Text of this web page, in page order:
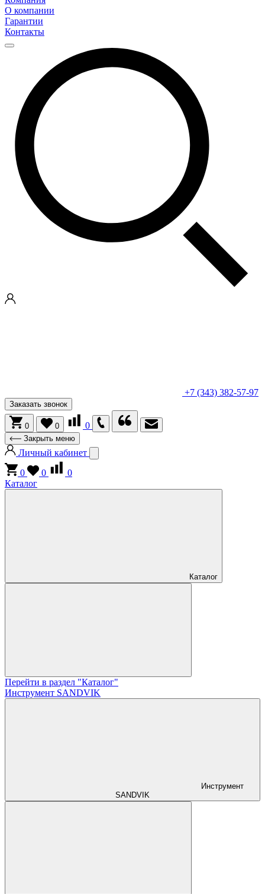
О компании
Гарантии
Контакты
+7 (343) 382-57-97
Заказать звонок
0 0 0
Закрыть меню
Личный кабинет
0
0
0
Каталог
Каталог
Перейти в раздел "Каталог"
Инструмент SANDVIK
Инструмент
SANDVIK